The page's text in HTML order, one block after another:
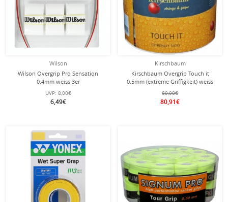
Wilson
Wilson Overgrip Pro Sensation
0.4mm weiss 3er
UVP: 8,00€
6,49€
Kirschbaum
Kirschbaum Overgrip Touch it
0.5mm (extreme Griffigkeit) weiss
60er Box
89,90€
80,91€